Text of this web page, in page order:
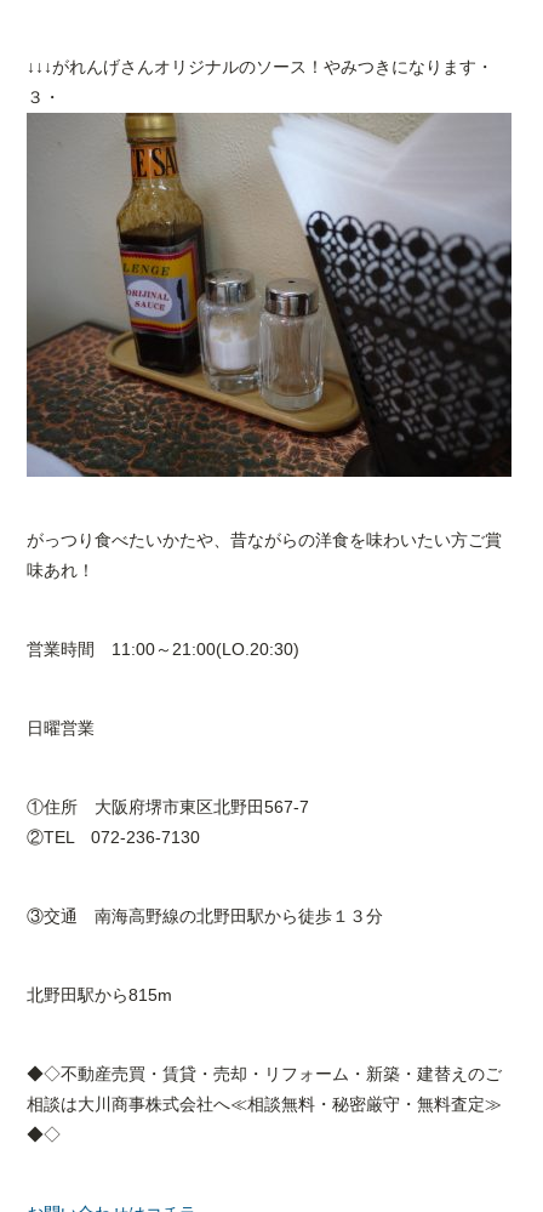
↓↓↓がれんげさんオリジナルのソース！やみつきになります・
３・
がっつり食べたいかたや、昔ながらの洋食を味わいたい方ご賞
味あれ！
営業時間 11:00～21:00(LO.20:30)
日曜営業
①住所 大阪府堺市東区北野田567-7
②TEL 072-236-7130
③交通 南海高野線の北野田駅から徒歩１３分
北野田駅から815m
◆◇不動産売買・賃貸・売却・リフォーム・新築・建替えのご
相談は大川商事株式会社へ≪相談無料・秘密厳守・無料査定≫
◆◇